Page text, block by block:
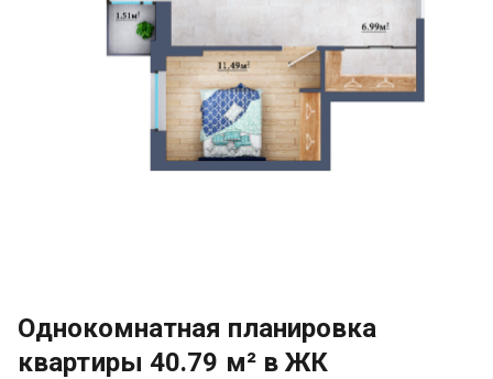
Однокомнатная планировка
квартиры 40.79 м² в ЖК